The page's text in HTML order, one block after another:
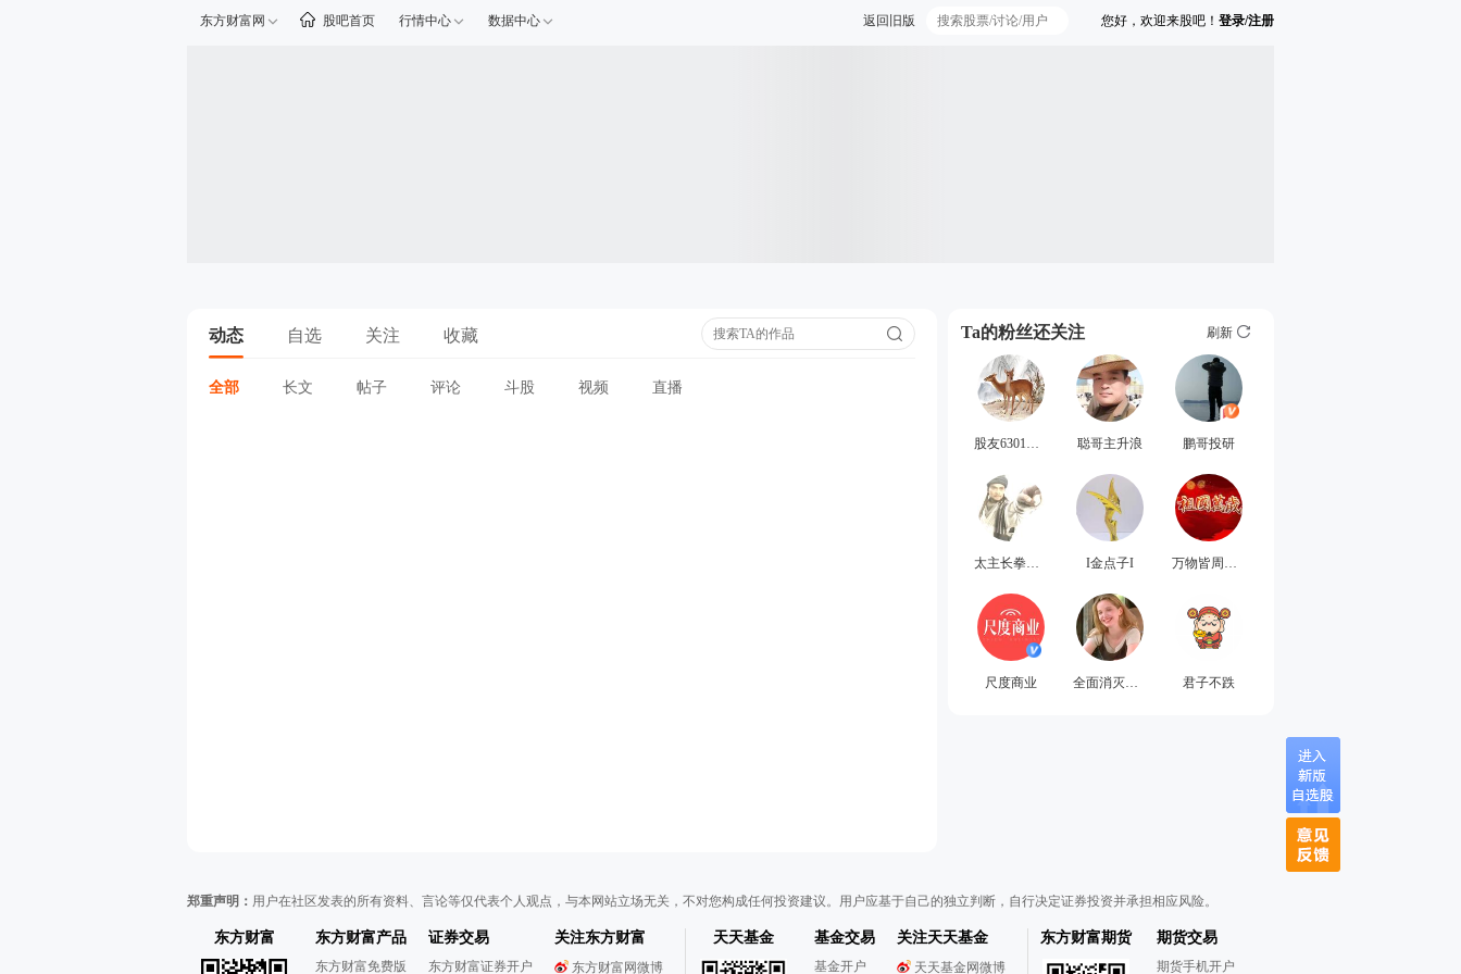
东方财富网 股吧首页 行情中心 数据中心 您好，欢迎来股吧！ 登录/注册
返回旧版
动态 自选 关注 收藏
全部 长文 帖子 评论 斗股 视频 直播
Ta的粉丝还关注 刷新
股友6301OM3809 聪哥主升浪 鹏哥投研
太主长拳擒龙功 I金点子I 万物皆周期吖
尺度商业 全面消灭低价股 君子不跌
郑重声明： 用户在社区发表的所有资料、言论等仅代表个人观点，与本网站立场无关，不对您构成任何投资建议。用户应基于自己的独立判断，自行决定证券投资并承担相应风险。
东方财富 东方财富产品
东方财富免费版
证券交易
东方财富证券开户
关注东方财富
东方财富网微博
天天基金 基金交易
基金开户
关注天天基金
天天基金网微博
东方财富期货 期货交易
期货手机开户